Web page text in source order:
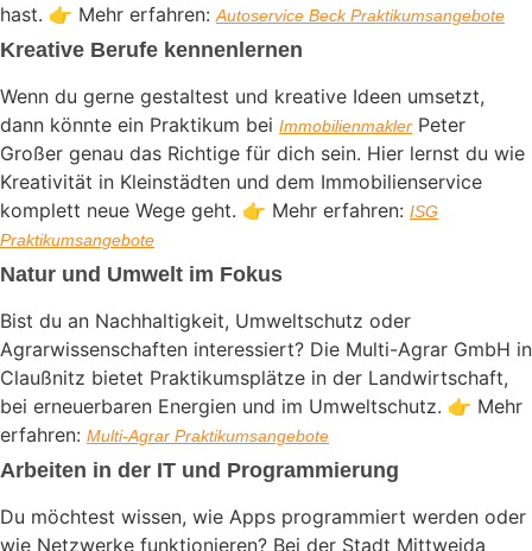
hast. 👉 Mehr erfahren:Autoservice Beck Praktikumsangebote
Kreative Berufe kennenlernen
Wenn du gerne gestaltest und kreative Ideen umsetzt,
dann könnte ein Praktikum bei Immobilienmakler Peter
Großer genau das Richtige für dich sein. Hier lernst du wie
Kreativität in Kleinstädten und dem Immobilienservice
komplett neue Wege geht. 👉 Mehr erfahren: ISG
Praktikumsangebote
Natur und Umwelt im Fokus
Bist du an Nachhaltigkeit, Umweltschutz oder
Agrarwissenschaften interessiert? Die Multi-Agrar GmbH in
Claußnitz bietet Praktikumsplätze in der Landwirtschaft,
bei erneuerbaren Energien und im Umweltschutz. 👉 Mehr
erfahren: Multi-Agrar Praktikumsangebote
Arbeiten in der IT und Programmierung
Du möchtest wissen, wie Apps programmiert werden oder
wie Netzwerke funktionieren? Bei der Stadt Mittweida